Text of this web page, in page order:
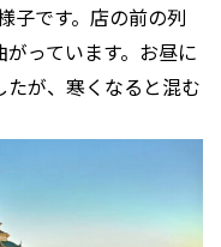
子です。店の前の列
っています。お昼に
が、寒くなると混む